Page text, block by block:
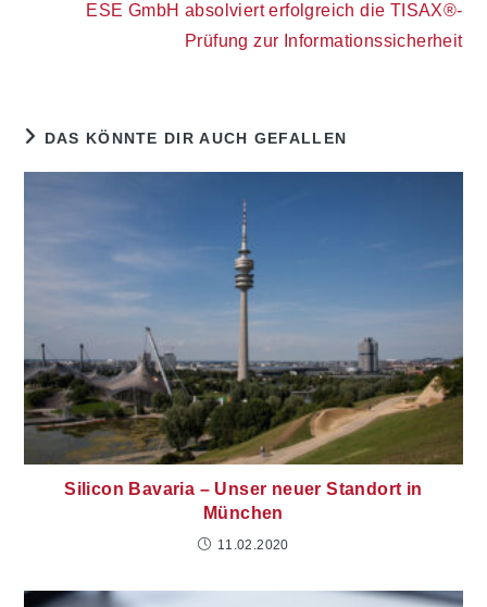
ESE GmbH absolviert erfolgreich die TISAX®-
Prüfung zur Informationssicherheit
DAS KÖNNTE DIR AUCH GEFALLEN
Silicon Bavaria – Unser neuer Standort in
München
11.02.2020